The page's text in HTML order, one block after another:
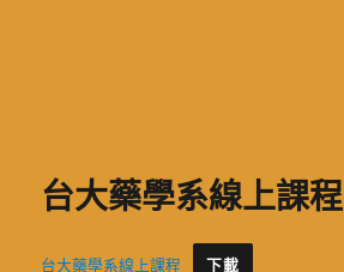
台大藥學系線上課程
台大藥學系線上課程 下載